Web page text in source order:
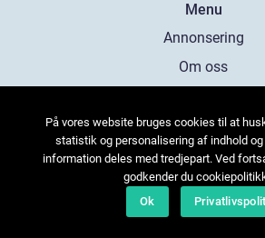
Menu
Annonsering
Om oss
Kontakta oss
Sitemap
På vores website bruges cookies til at
statistik og personalisering af indhold og
information deles med tredjepart. Ved
godkender du
Ok